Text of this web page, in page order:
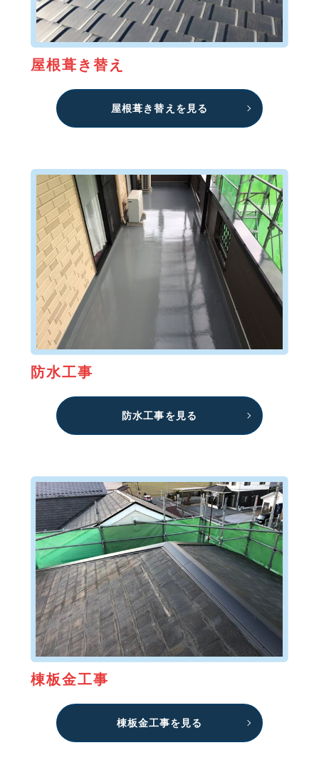
屋根葺き替え
屋根葺き替えを見る
防水工事
防水工事を見る
棟板金工事
棟板金工事を見る